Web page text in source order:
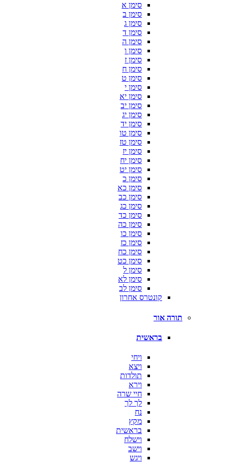
סימן א
סימן ב
סימן ג
סימן ד
סימן ה
סימן ו
סימן ז
סימן ח
סימן ט
סימן י
סימן יא
סימן יב
סימן יג
סימן יד
סימן טו
סימן טז
סימן יז
סימן יח
סימן יט
סימן כ
סימן כא
סימן כב
סימן כג
סימן כד
סימן כה
סימן כו
סימן כז
סימן כח
סימן כט
סימן ל
סימן לא
סימן לב
קונטרס אחרון
תורה אור
בראשית
ויחי
ויצא
תולדות
וירא
חיי שרה
לך לך
נח
מקץ
בראשית
וישלח
וישב
ויגש